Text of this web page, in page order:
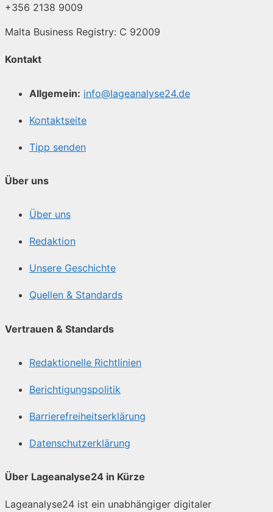
+356 2138 9009
Malta Business Registry: C 92009
Kontakt
Allgemein: info@lageanalyse24.de
Kontaktseite
Tipp senden
Über uns
Über uns
Redaktion
Unsere Geschichte
Quellen & Standards
Vertrauen & Standards
Redaktionelle Richtlinien
Berichtigungspolitik
Barrierefreiheitserklärung
Datenschutzerklärung
Über Lageanalyse24 in Kürze
Lageanalyse24 ist ein unabhängiger digitaler